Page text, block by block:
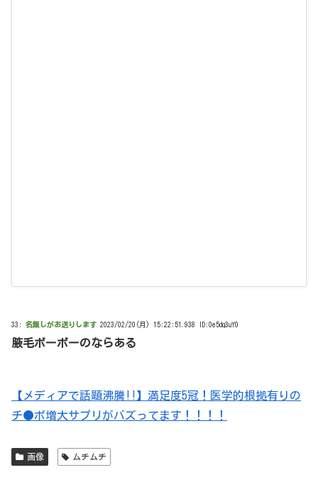
33: 名無しがお送りします 2023/02/20(月) 15:22:51.938 ID:0e5dq3uY0
腋毛ボーボーのならある
【メディアで話題沸騰!!】満足度5冠！医学的根拠有りの
チ●ポ増大サプリがバズってます！！！！
画像 ムチムチ